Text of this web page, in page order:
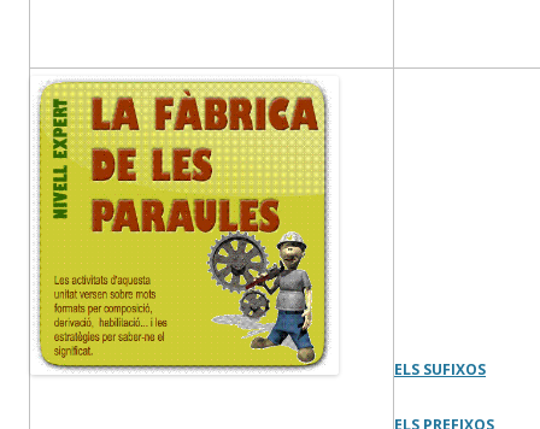
ELS SUFIXOS
ELS PREFIXOS